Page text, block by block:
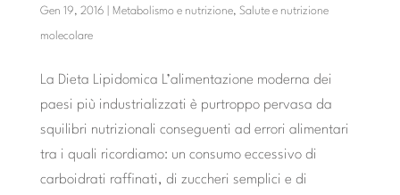
Gen 19, 2016 Metabolismo e nutrizione, Salute e nutrizione
molecolare
La Dieta Lipidomica L’alimentazione moderna dei
paesi più industrializzati è purtroppo pervasa da
squilibri nutrizionali conseguenti ad errori alimentari
tra i quali ricordiamo: un consumo eccessivo di
carboidrati raffinati, di zuccheri semplici e di